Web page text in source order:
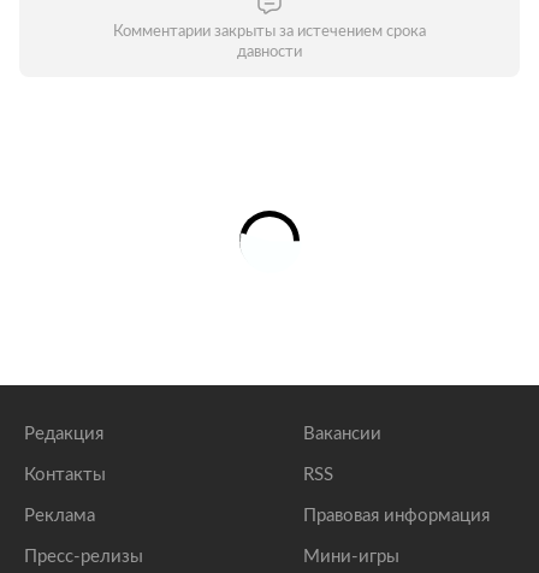
Комментарии закрыты за истечением срока
давности
Редакция
Контакты
Реклама
Пресс-релизы
Вакансии
RSS
Правовая информация
Мини-игры